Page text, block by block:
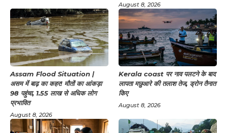
August 8, 2026
Assam Flood Situation |
असम में बाढ़ का कहर! मौतों का आंकड़ा
98 पहुंचा, 1.55 लाख से अधिक लोग
प्रभावित
August 8, 2026
Kerala coast पर नाव पलटने के बाद
लापता मछुआरे की तलाश तेज, ड्रोन तैनात
किए
August 8, 2026